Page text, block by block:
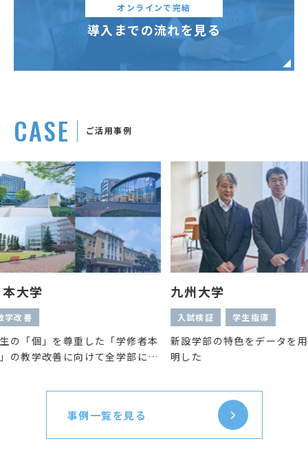
オンラインで完結
導入までの流れを見る
CASE ご活用事例
学
個」を尊重した「学修者本
学改善に向けて全学部にア
九州大学
入試検証 学生指導
新設学部の特色をデータを用い
明した
事例一覧を見る